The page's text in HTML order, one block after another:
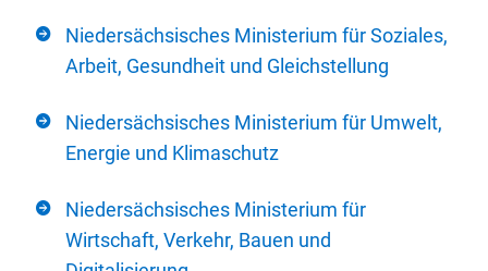
Niedersächsisches Ministerium für Soziales,
Arbeit, Gesundheit und Gleichstellung
Niedersächsisches Ministerium für Umwelt,
Energie und Klimaschutz
Niedersächsisches Ministerium für
Wirtschaft, Verkehr, Bauen und